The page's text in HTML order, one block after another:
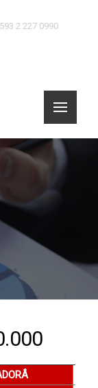
593 2 227 0990